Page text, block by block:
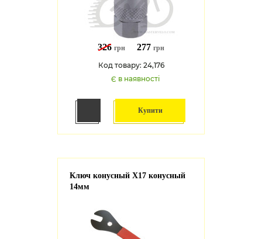
326 грн 277 грн
Код товару: 24,176
Є в наявності
Купити
Ключ конусный X17 конусный
14мм